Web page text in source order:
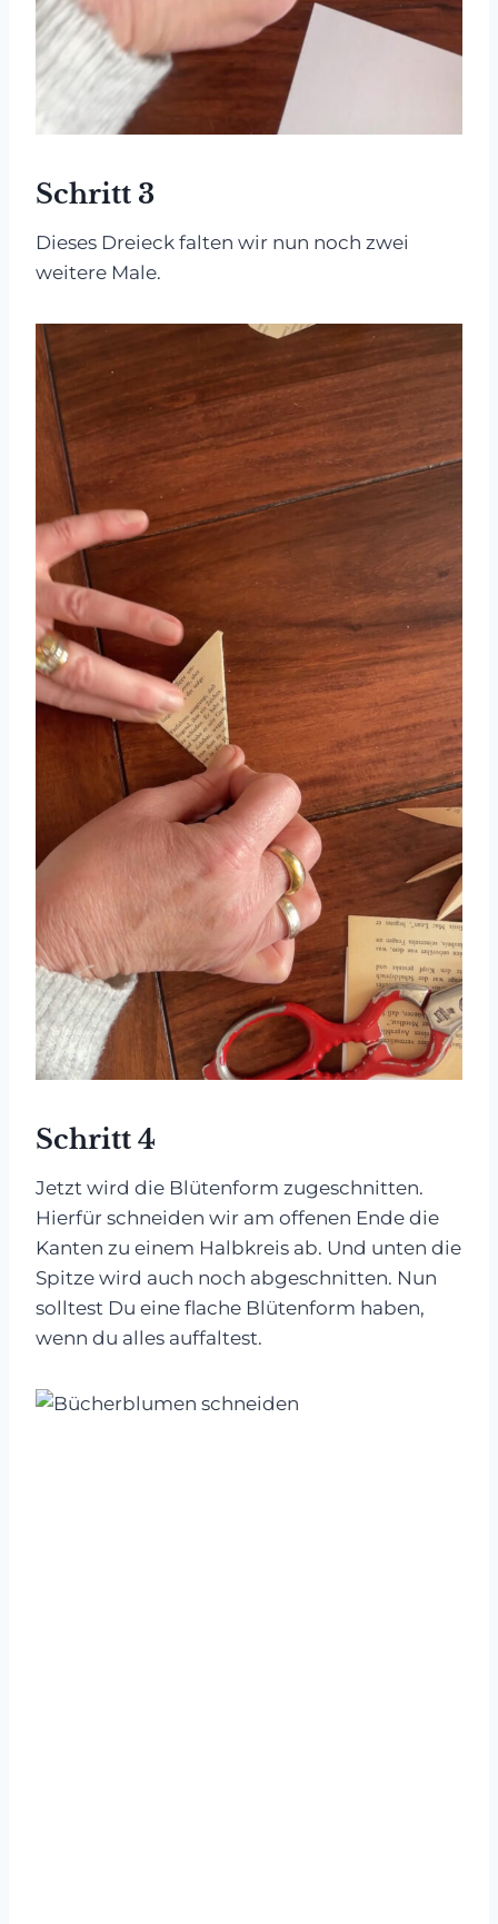
Schritt 3
Dieses Dreieck falten wir nun noch zwei
weitere Male.
Schritt 4
Jetzt wird die Blütenform zugeschnitten.
Hierfür schneiden wir am offenen Ende die
Kanten zu einem Halbkreis ab. Und unten die
Spitze wird auch noch abgeschnitten. Nun
solltest Du eine flache Blütenform haben,
wenn du alles auffaltest.